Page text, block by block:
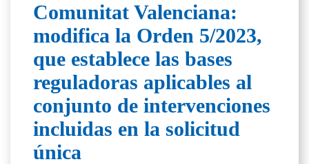
Comunitat Valenciana:
modifica la Orden 5/2023,
que establece las bases
reguladoras aplicables al
conjunto de intervenciones
incluidas en la solicitud
única